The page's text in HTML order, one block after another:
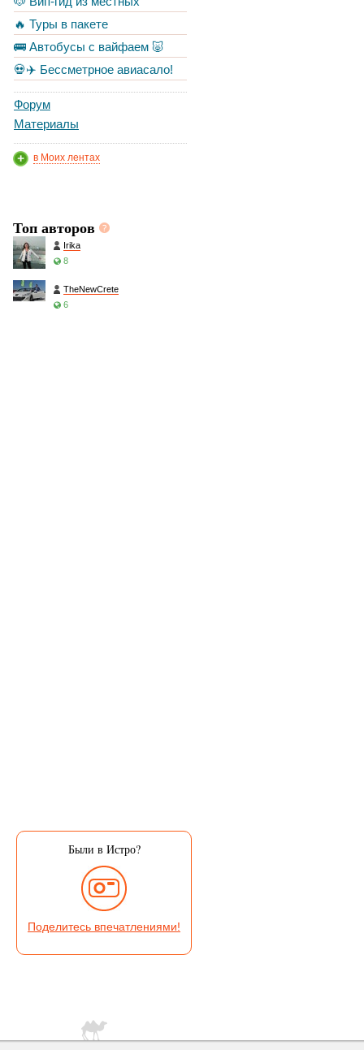
🔥 Туры в пакете
🚌 Автобусы с вайфаем 🐷
💀✈️ Бессметрное авиасало!
Форум
Материалы
в Моих лентах
Топ авторов
Irika
8
TheNewCrete
6
Были в Истро?
Поделитесь впечатлениями!